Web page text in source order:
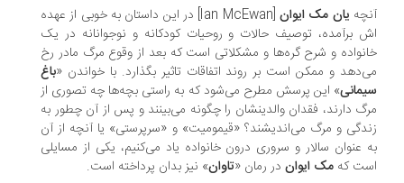
یان مک ایوان
[Ian McEwan] در این داستان به خوبی از عهده
برآمده، توصیف حالات و روحیات کودکانه و نوجوانانه در یک
و شرح گره‌ها و مشکلاتی است که بعد از وقوع مرگ مادر رخ
و ممکن است بر روند اتفاقات تاثیر بگذارد. با خواندن «باغ
» این پرسش مطرح می‌شود که به راستی بچه‌ها چه تصوری از
دارند، فقدان والدینشان را چگونه می‌بینند و پس از آن چطور به
و مرگ می‌اندیشند؟ «قیمومیت» و «سرپرستی» یا آنچه از آن
عنوان سالار و سروری درون خانواده یاد می‌کنیم، یکی از مسایلی
کهمک ایواندر رمان « تاوان » نیز بدان پرداخته است.